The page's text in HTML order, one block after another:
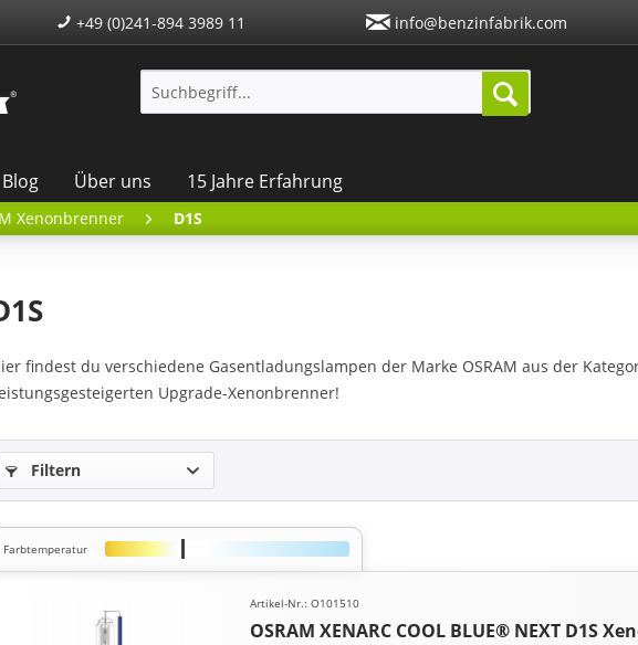
+49 (0)241-894 3989 11 info@benzinfabrik.com
Blog Über uns 15 Jahre Erfahrung
Xenonbrenner D1S
findest du verschiedene Gasentladungslampen der Marke OSRAM aus der
Upgrade-Xenonbrenner!
Filtern
Farbtemperatur
Artikel-Nr.: O101510
OSRAM XENARC COOL BLUE® NEXT D1S